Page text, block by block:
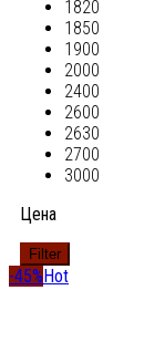
1820
1850
1900
2000
2400
2600
2630
2700
3000
Цена
Filter
-45% Hot